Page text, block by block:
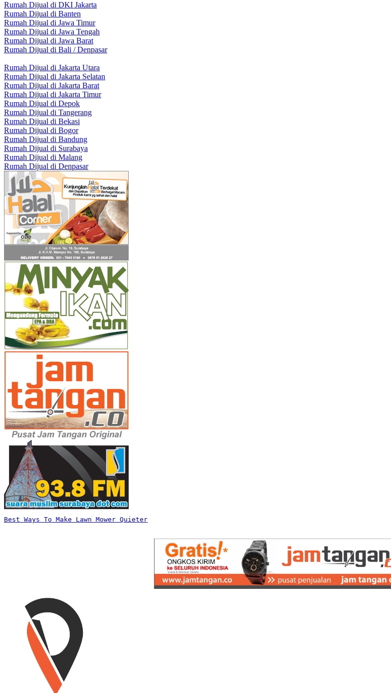
Rumah Dijual di DKI Jakarta
Rumah Dijual di Banten
Rumah Dijual di Jawa Timur
Rumah Dijual di Jawa Tengah
Rumah Dijual di Jawa Barat
Rumah Dijual di Bali / Denpasar
Rumah Dijual di Jakarta Utara
Rumah Dijual di Jakarta Selatan
Rumah Dijual di Jakarta Barat
Rumah Dijual di Jakarta Timur
Rumah Dijual di Depok
Rumah Dijual di Tangerang
Rumah Dijual di Bekasi
Rumah Dijual di Bogor
Rumah Dijual di Bandung
Rumah Dijual di Surabaya
Rumah Dijual di Malang
Rumah Dijual di Denpasar
Best Ways To Make Lawn Mower Quieter